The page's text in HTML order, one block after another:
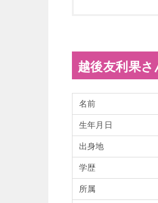
越後友利果
名前
生年月日
出身地
学歴
所属